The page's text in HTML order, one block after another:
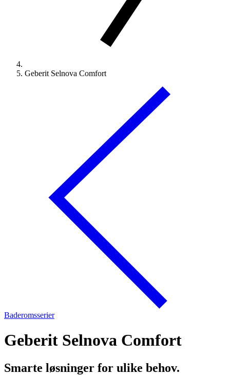
Geberit Selnova Comfort
Baderomsserier
Geberit Selnova Comfort
Smarte løsninger for ulike behov.